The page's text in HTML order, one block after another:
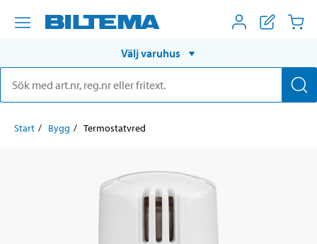
Välj varuhus
Start Bygg Termostatvred